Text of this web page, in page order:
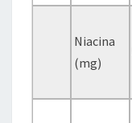
Niacina
(mg)